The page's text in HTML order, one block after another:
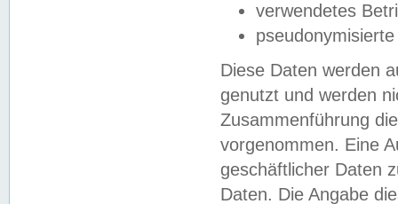
verwendetes
Diese Daten werden
genutzt und werden
Zusammenführung
vorgenommen. Eine
geschäftlicher Daten
Daten. Die Angabe